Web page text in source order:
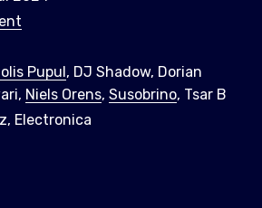
Pupul , DJ Shadow, Dorian
Niels Orens, Susobrino, Tsar B
Electronica